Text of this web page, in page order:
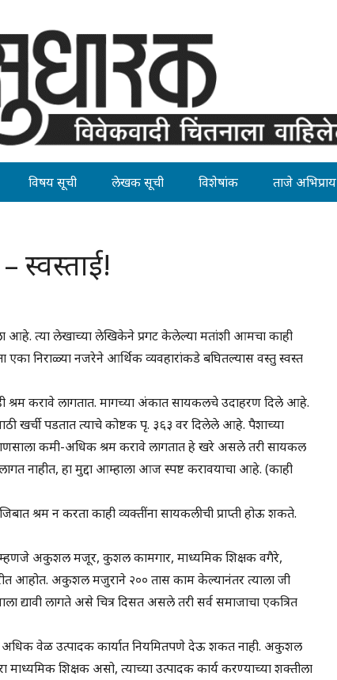
विषय सूची लेखक सूची विशेषांक ताजे अभिप्राय
स्वस्ताई!
आहे. त्या लेखाच्या लेखिकेने प्रगट केलेल्या मतांशी आमचा काही
निराळ्या नजरेने आर्थिक व्यवहारांकडे बघितल्यास वस्तु स्वस्त
श्रम करावे लागतात. मागच्या अंकात सायकलचे उदाहरण दिले आहे.
खर्ची पडतात त्याचे कोष्टक पृ. ३६३ वर दिलेले आहे. पैशाच्या
कमी-अधिक श्रम करावे लागतात हे खरे असले तरी सायकल
नाहीत, हा मुद्दा आम्हाला आज स्पष्ट करावयाचा आहे. (काही
श्रम न करता काही व्यक्तींना सायकलीची प्राप्ती होऊ शकते.
अकुशल मजूर, कुशल कामगार, माध्यमिक शिक्षक वगैरे,
आहोत. अकुशल मजुराने २०० तास काम केल्यानंतर त्याला जी
द्यावी लागते असे चित्र दिसत असले तरी सर्व समाजाचा एकत्रित
अधिक वेळ उत्पादक कार्यात नियमितपणे देऊ शकत नाही. अकुशल
माध्यमिक शिक्षक असो, त्याच्या उत्पादक कार्य करण्याच्या शक्तीला